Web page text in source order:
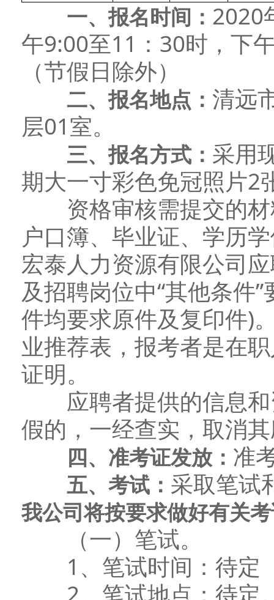
一、报名时间： 2020
午9:00至11：30时，下
（节假日除外）
二、报名地点： 清远
层01室。
三、报名方式： 采用
期大一寸彩色免冠照片2
资格审核需提交的材
户口簿、毕业证、学历
宏泰人力资源有限公司
及招聘岗位中“其他条件
件均要求原件及复印件)
业推荐表，报考者是在
证明。
应聘者提供的信息和
假的，一经查实，取消
四、准考证发放： 准
五、考试： 采取笔试
我公司将按要求做好有关
（一）笔试。
1、笔试时间：待定
2、笔试地点：待定